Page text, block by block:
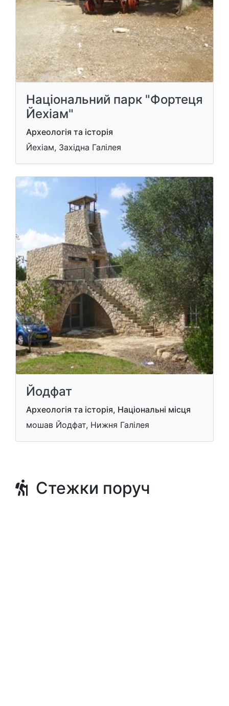
Національний парк "Фортеця
Йехіам"
Археологія та історія
Йехіам, Західна Галілея
Йодфат
Археологія та історія, Національні місця
мошав Йодфат, Нижня Галілея
Стежки поруч